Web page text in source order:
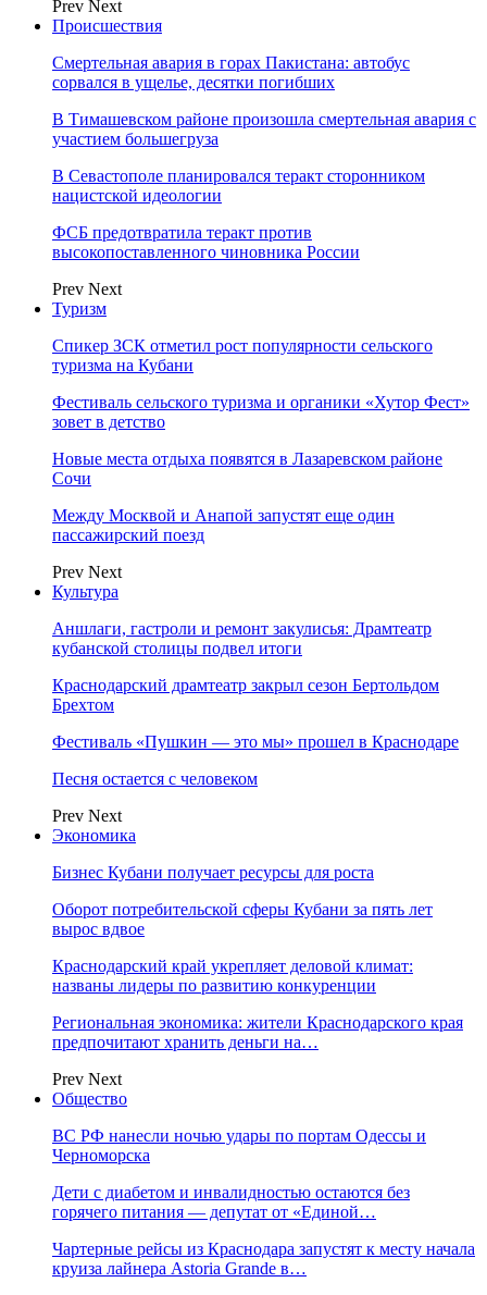
Prev Next
Происшествия
Смертельная авария в горах Пакистана: автобус
сорвался в ущелье, десятки погибших
В Тимашевском районе произошла смертельная авария с
участием большегруза
В Севастополе планировался теракт сторонником
нацистской идеологии
ФСБ предотвратила теракт против
высокопоставленного чиновника России
Prev Next
Туризм
Спикер ЗСК отметил рост популярности сельского
туризма на Кубани
Фестиваль сельского туризма и органики «Хутор Фест»
зовет в детство
Новые места отдыха появятся в Лазаревском районе
Сочи
Между Москвой и Анапой запустят еще один
пассажирский поезд
Prev Next
Культура
Аншлаги, гастроли и ремонт закулисья: Драмтеатр
кубанской столицы подвел итоги
Краснодарский драмтеатр закрыл сезон Бертольдом
Брехтом
Фестиваль «Пушкин — это мы» прошел в Краснодаре
Песня остается с человеком
Prev Next
Экономика
Бизнес Кубани получает ресурсы для роста
Оборот потребительской сферы Кубани за пять лет
вырос вдвое
Краснодарский край укрепляет деловой климат:
названы лидеры по развитию конкуренции
Региональная экономика: жители Краснодарского края
предпочитают хранить деньги на…
Prev Next
Общество
ВС РФ нанесли ночью удары по портам Одессы и
Черноморска
Дети с диабетом и инвалидностью остаются без
горячего питания — депутат от «Единой…
Чартерные рейсы из Краснодара запустят к месту начала
круиза лайнера Astoria Grande в…